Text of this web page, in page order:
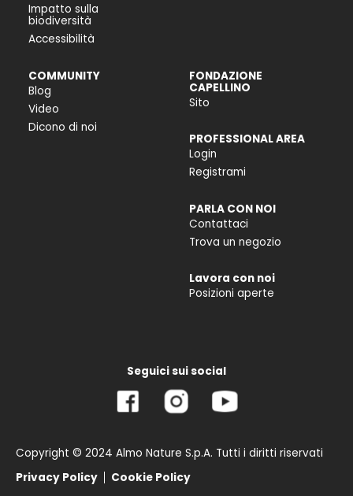
Impatto sulla
biodiversità
Accessibilità
COMMUNITY
Blog
Video
Dicono di noi
FONDAZIONE
CAPELLINO
Sito
PROFESSIONAL AREA
Login
Registrami
PARLA CON NOI
Contattaci
Trova un negozio
Lavora con noi
Posizioni aperte
Seguici sui social
Copyright © 2024 Almo Nature S.p.A. Tutti i diritti riservati
Privacy Policy
Cookie Policy